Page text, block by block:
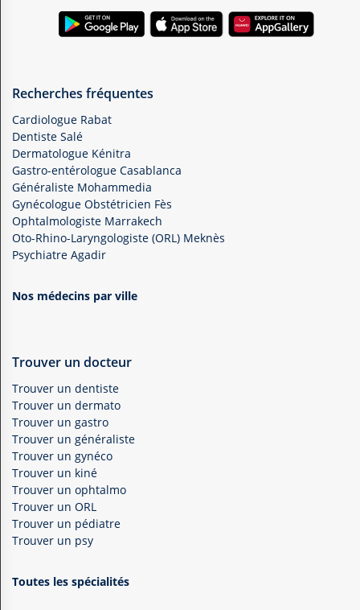
Recherches fréquentes
Cardiologue Rabat
Dentiste Salé
Dermatologue Kénitra
Gastro-entérologue Casablanca
Généraliste Mohammedia
Gynécologue Obstétricien Fès
Ophtalmologiste Marrakech
Oto-Rhino-Laryngologiste (ORL) Meknès
Psychiatre Agadir
Nos médecins par ville
Trouver un docteur
Trouver un dentiste
Trouver un dermato
Trouver un gastro
Trouver un généraliste
Trouver un gynéco
Trouver un kiné
Trouver un ophtalmo
Trouver un ORL
Trouver un pédiatre
Trouver un psy
Toutes les spécialités